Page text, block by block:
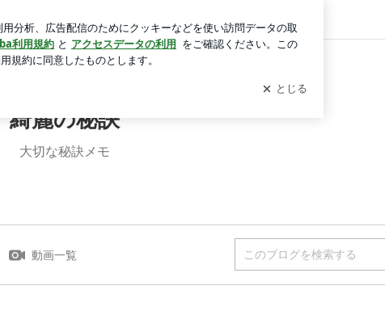
ログイン
綺麗の秘訣
大切な秘訣メモ
動画一覧